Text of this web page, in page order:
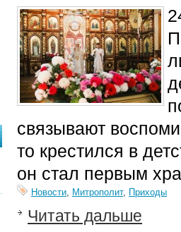
связывают
то крестился в
он стал первым
Новости, Митрополит, Приходы
Читать дальше